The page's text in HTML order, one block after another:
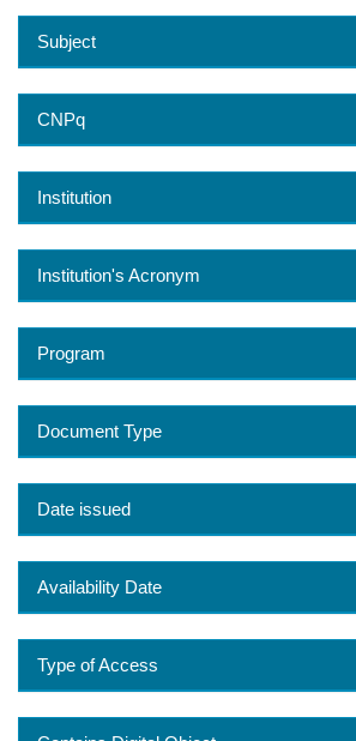
Subject
CNPq
Institution
Institution's Acronym
Program
Document Type
Date issued
Availability Date
Type of Access